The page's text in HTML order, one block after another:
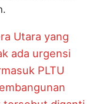
Utara yang
ada urgensi
PLTU